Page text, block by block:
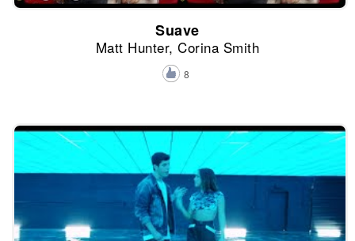
Suave
Matt Hunter, Corina Smith
8